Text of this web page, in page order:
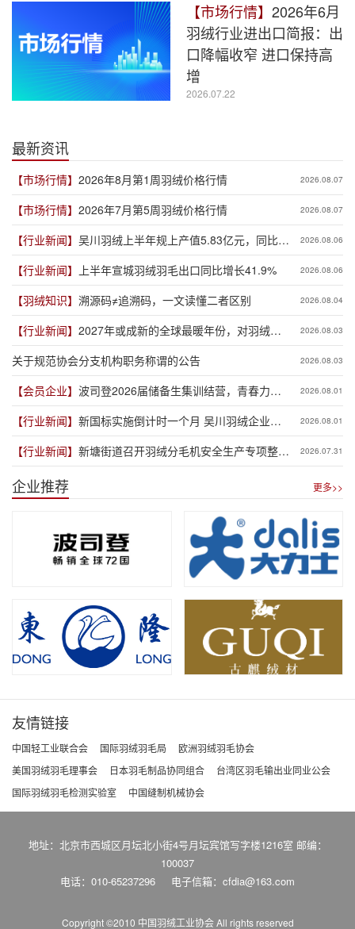
【市场行情】 2026年6月
羽绒行业进出口简报：出
口降幅收窄 进口保持高
增
2026.07.22
最新资讯
【市场行情】 2026年8月第1周羽绒价格行情 2026.08.07
【市场行情】 2026年7月第5周羽绒价格行情 2026.08.07
【行业新闻】 吴川羽绒上半年规上产值5.83亿元，同比增
长19.3%
2026.08.06
【行业新闻】 上半年宣城羽绒羽毛出口同比增长41.9% 2026.08.06
【羽绒知识】 溯源码≠追溯码，一文读懂二者区别 2026.08.04
【行业新闻】 2027年或成新的全球最暖年份，对羽绒产
业有何影响？
2026.08.03
关于规范协会分支机构职务称谓的公告 2026.08.03
【会员企业】 波司登2026届储备生集训结营，青春力量
赋能品牌新程
2026.08.01
【行业新闻】 新国标实施倒计时一个月 吴川羽绒企业集
体“抢跑”新规
2026.08.01
【行业新闻】 新塘街道召开羽绒分毛机安全生产专项整治
推进会
2026.07.31
企业推荐 更多>>
友情链接
中国轻工业联合会 国际羽绒羽毛局
欧洲羽绒羽毛协会
美国羽绒羽毛理事会
日本羽毛制品协同组合
台湾区羽毛输出业同业公会
国际羽绒羽毛检测实验室
中国缝制机械协会
地址：北京市西城区月坛北小街4号月坛宾馆写字楼1216室 邮编：
100037
电话：010-65237296
电子信箱：cfdia@163.com
Copyright ©2010 中国羽绒工业协会All rights reserved